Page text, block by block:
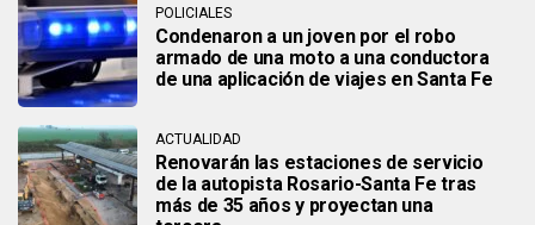
POLICIALES
Condenaron a un joven por el robo
armado de una moto a una conductora
de una aplicación de viajes en Santa Fe
ACTUALIDAD
Renovarán las estaciones de servicio
de la autopista Rosario-Santa Fe tras
más de 35 años y proyectan una